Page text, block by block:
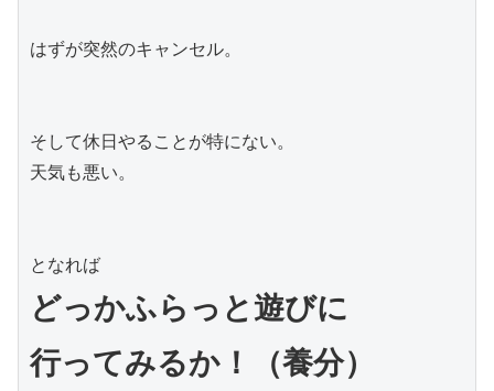
はずが突然のキャンセル。
そして休日やることが特にない。
天気も悪い。
どっかふらっと遊びに